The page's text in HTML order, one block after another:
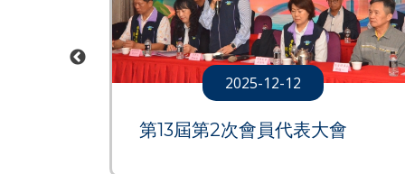
2025-12-12
第13屆第2次會員代表大會